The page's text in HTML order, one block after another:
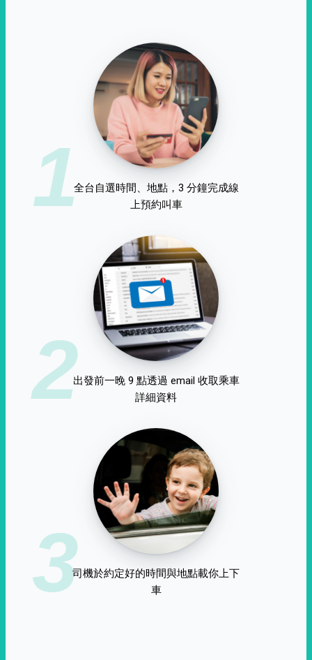
1全台自選時間、地點，3 分鐘完成線
上預約叫車
2出發前一晚 9 點透過 email 收取乘車
詳細資料
3司機於約定好的時間與地點載你上下
車